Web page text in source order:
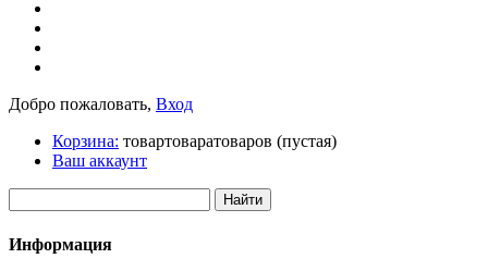
Добро пожаловать, Вход
Корзина: товартоваратоваров (пустая)
Ваш аккаунт
Информация